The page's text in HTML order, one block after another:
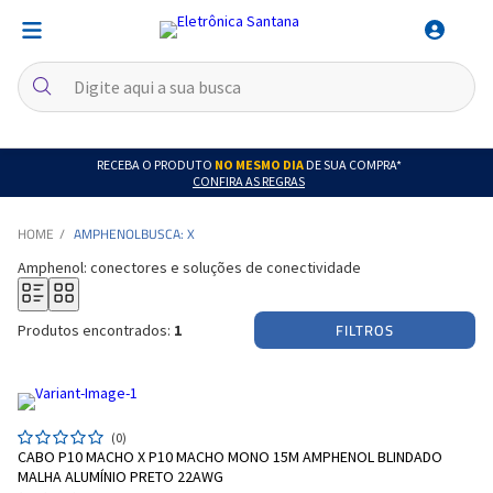
RECEBA O PRODUTO NO MESMO DIADE SUA COMPRA*
CONFIRA AS REGRAS
AMPHENOLBUSCA: X
Amphenol: conectores e soluções de conectividade
Produtos encontrados: 1 FILTROS
(0)
CABO P10 MACHO X P10 MACHO MONO 15M AMPHENOL BLINDADO
MALHA ALUMÍNIO PRETO 22AWG